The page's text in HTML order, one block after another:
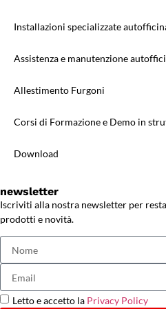
Installazioni specializzate
Assistenza e manutenzione
Allestimento Furgoni
Corsi di Formazione e Demo in
Download
newsletter
Iscriviti alla nostra newsletter per
prodotti e novità.
Letto e accetto la Privacy Policy